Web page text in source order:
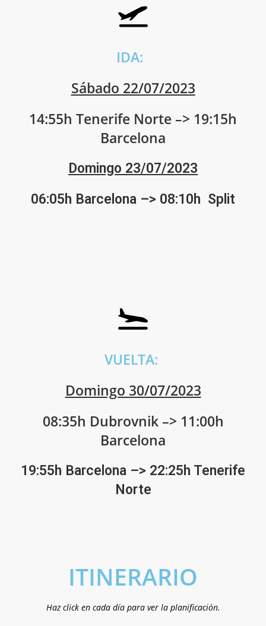
IDA:
Sábado 22/07/2023
14:55h Tenerife Norte –> 19:15h
Barcelona
Domingo 23/07/2023
06:05h Barcelona –> 08:10h Split
VUELTA:
Domingo 30/07/2023
08:35h Dubrovnik –> 11:00h
Barcelona
19:55h Barcelona –> 22:25h Tenerife
Norte
ITINERARIO
Haz click en cada día para ver la planificación.